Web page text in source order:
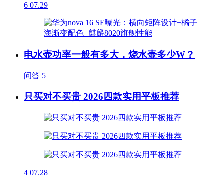
6 07.29
电水壶功率一般有多大，烧水壶多少W？
问答 5
只买对不买贵 2026四款实用平板推荐
4 07.28